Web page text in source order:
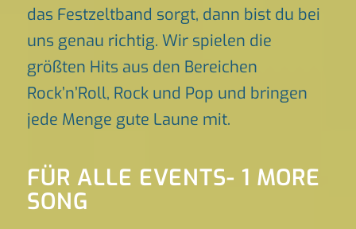
das Festzeltband sorgt, dann bist du bei
uns genau richtig. Wir spielen die
größten Hits aus den Bereichen
Rock’n’Roll, Rock und Pop und bringen
jede Menge gute Laune mit.
FÜR ALLE EVENTS- 1 MORE
SONG